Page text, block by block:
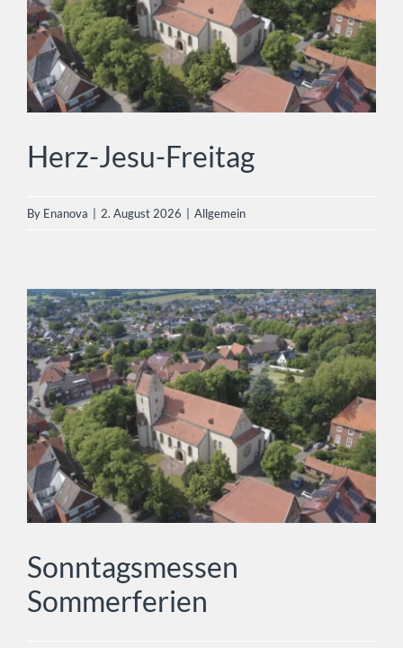
Allgemein
Herz-Jesu-Freitag
By Enanova 2. August 2026 Allgemein
Sonntagsmessen Sommerferien
Allgemein
Sonntagsmessen
Sommerferien